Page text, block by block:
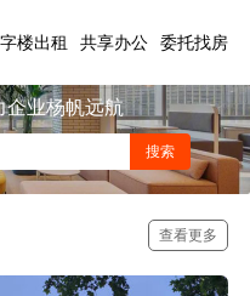
楼出租 共享办公 委托找房
企业杨帆远航
查看更多